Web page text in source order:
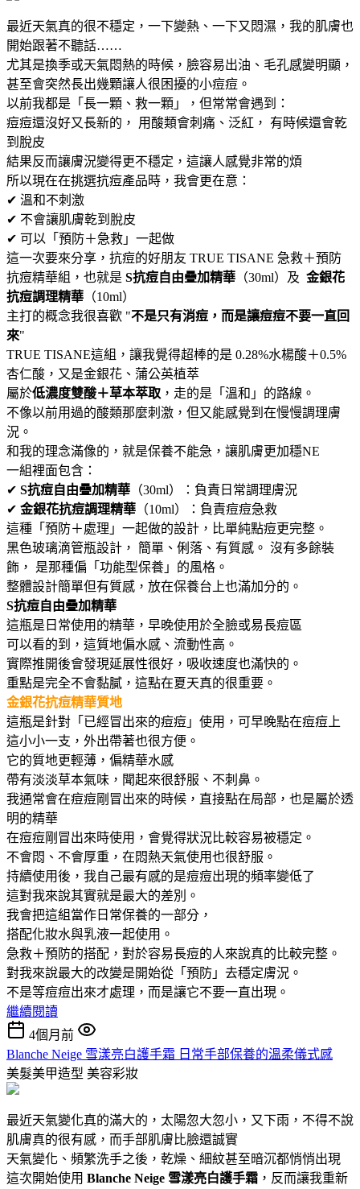
最近天氣真的很不穩定，一下變熱、一下又悶濕，我的肌膚也
開始跟著不聽話……
尤其是換季或天氣悶熱的時候，臉容易出油、毛孔感變明顯，
甚至會突然長出幾顆讓人很困擾的小痘痘。
以前我都是「長一顆、救一顆」，但常常會遇到：
痘痘還沒好又長新的， 用酸類會刺痛、泛紅， 有時候還會乾
到脫皮
結果反而讓膚況變得更不穩定，這讓人感覺非常的煩
所以現在在挑選抗痘產品時，我會更在意：
✔ 溫和不刺激
✔ 不會讓肌膚乾到脫皮
✔ 可以「預防＋急救」一起做
這一次要來分享，抗痘的好朋友 TRUE TISANE 急救＋預防
抗痘精華組，也就是 S抗痘自由疊加精華 （30ml）及 金銀花
抗痘調理精華 （10ml）
主打的概念我很喜歡 "不是只有消痘，而是讓痘痘不要一直回
來"
TRUE TISANE這組，讓我覺得超棒的是 0.28%水楊酸＋0.5%
杏仁酸，又是金銀花、蒲公英植萃
屬於低濃度雙酸＋草本萃取 ，走的是「溫和」的路線。
不像以前用過的酸類那麼刺激，但又能感覺到在慢慢調理膚
況。
和我的理念滿像的，就是保養不能急，讓肌膚更加穩NE
一組裡面包含：
✔ S抗痘自由疊加精華 （30ml）：負責日常調理膚況
✔ 金銀花抗痘調理精華 （10ml）：負責痘痘急救
這種「預防＋處理」一起做的設計，比單純點痘更完整。
黑色玻璃滴管瓶設計， 簡單、俐落、有質感。 沒有多餘裝
飾， 是那種偏「功能型保養」的風格。
整體設計簡單但有質感，放在保養台上也滿加分的。
S抗痘自由疊加精華
這瓶是日常使用的精華，早晚使用於全臉或易長痘區
可以看的到，這質地偏水感、流動性高。
實際推開後會發現延展性很好，吸收速度也滿快的。
重點是完全不會黏膩，這點在夏天真的很重要。
金銀花抗痘精華質地
這瓶是針對「已經冒出來的痘痘」使用，可早晚點在痘痘上
這小小一支，外出帶著也很方便。
它的質地更輕薄，偏精華水感
帶有淡淡草本氣味，聞起來很舒服、不刺鼻。
我通常會在痘痘剛冒出來的時候，直接點在局部，也是屬於透
明的精華
在痘痘剛冒出來時使用，會覺得狀況比較容易被穩定。
不會悶、不會厚重，在悶熱天氣使用也很舒服。
持續使用後，我自己最有感的是痘痘出現的頻率變低了
這對我來說其實就是最大的差別。
我會把這組當作日常保養的一部分，
搭配化妝水與乳液一起使用。
急救＋預防的搭配，對於容易長痘的人來說真的比較完整。
對我來說最大的改變是開始從「預防」去穩定膚況。
不是等痘痘出來才處理，而是讓它不要一直出現。
繼續閱讀
4個月前
Blanche Neige 雪漾亮白護手霜 日常手部保養的溫柔儀式感
美髮美甲造型 美容彩妝
最近天氣變化真的滿大的，太陽忽大忽小，又下雨，不得不說
肌膚真的很有感，而手部肌膚比臉還誠實
天氣變化、頻繁洗手之後，乾燥、細紋甚至暗沉都悄悄出現
這次開始使用 Blanche Neige 雪漾亮白護手霜 ，反而讓我重新